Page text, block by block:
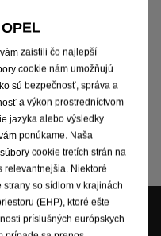
zaistili čo najlepší
cookie nám umožňujú
sú bezpečnosť, správa a
a výkon prostredníctvom
jazyka alebo výsledky
ponúkame. Naša
cookie tretích strán na
relevantnejšia. Niektoré
so sídlom v krajinách
(EHP), ktoré ešte
príslušných európskych